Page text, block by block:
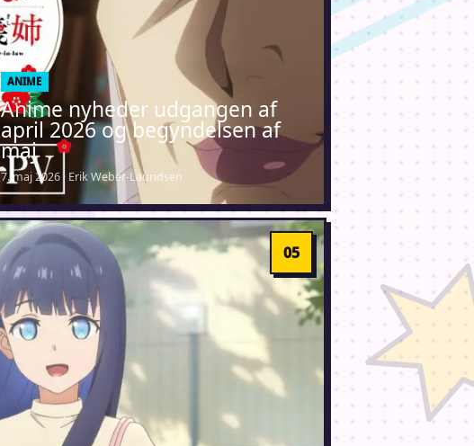
ANIME
Anime nyheder udgangen af
april 2026 og begyndelsen af
maj
7. maj 2026 · Erik Weber-Lauridsen